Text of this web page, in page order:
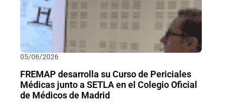
05/06/2026
FREMAP desarrolla su Curso de Periciales
Médicas junto a SETLA en el Colegio Oficial
de Médicos de Madrid